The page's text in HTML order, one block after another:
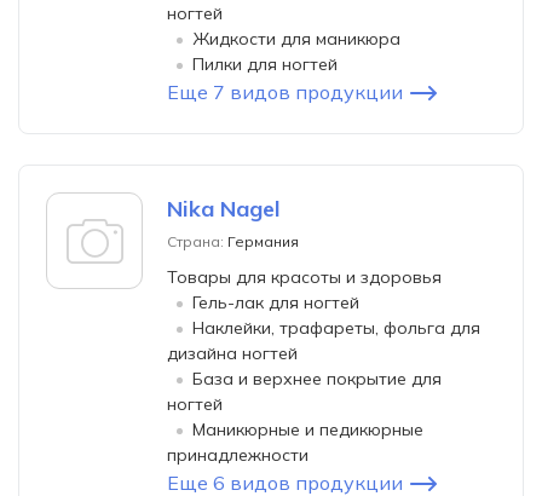
ногтей
Жидкости для маникюра
Пилки для ногтей
Еще 7 видов продукции
Nika Nagel
Страна: Германия
Товары для красоты и здоровья
Гель-лак для ногтей
Наклейки, трафареты, фольга для
дизайна ногтей
База и верхнее покрытие для
ногтей
Маникюрные и педикюрные
принадлежности
Еще 6 видов продукции